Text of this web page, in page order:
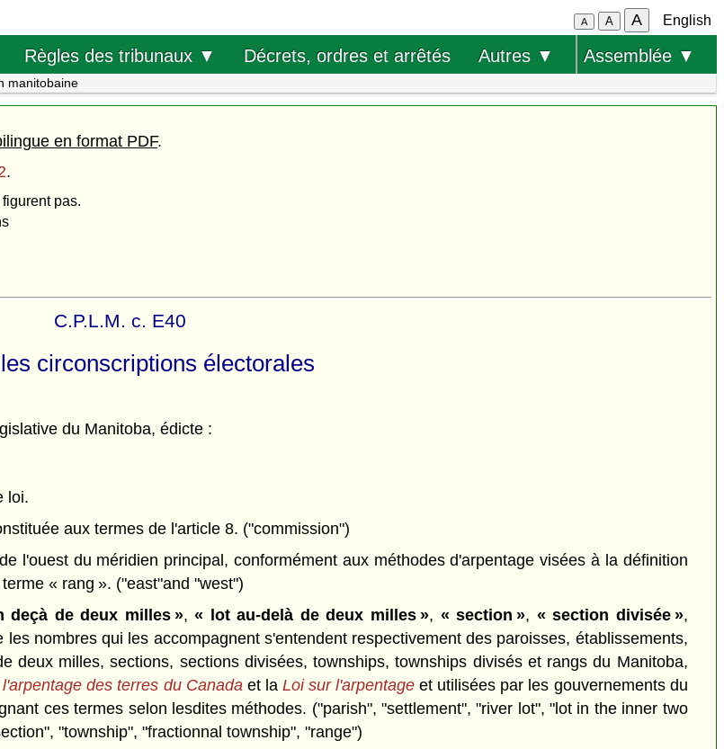
A A A English
Règles des tribunaux ▼ Décrets, ordres et arrêtés Autres ▼ Assemblée ▼
manitobaine
en format PDF.
.
pas.
C.P.L.M. c. E40
circonscriptions électorales
du Manitoba, édicte :
loi.
aux termes de l'article 8. ("commission")
l'ouest du méridien principal, conformément aux méthodes d'arpentage visées à la définition
« rang ». ("east"and "west")
deçà de deux milles », « lot au-delà de deux milles », « section », « section divisée »,
les nombres qui les accompagnent s'entendent respectivement des paroisses, établissements,
deux milles, sections, sections divisées, townships, townships divisés et rangs du Manitoba,
des terres du Canada et la Loi sur l'arpentageet utilisées par les gouvernements du
ces termes selon lesdites méthodes. ("parish", "settlement", "river lot", "lot in the inner two
"township", "fractionnal township", "range")